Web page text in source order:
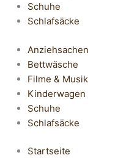
Schuhe
Schlafsäcke
Anziehsachen
Bettwäsche
Filme & Musik
Kinderwagen
Schuhe
Schlafsäcke
Startseite